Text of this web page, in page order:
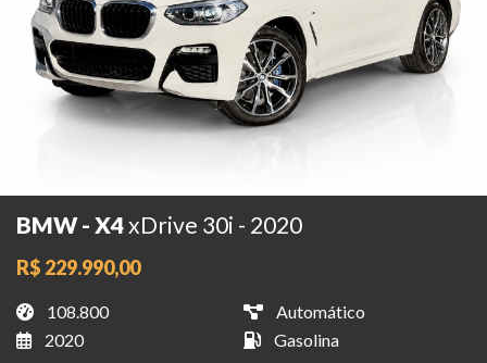
BMW - X4xDrive 30i - 2020
R$ 229.990,00
108.800
Automático
2020
Gasolina